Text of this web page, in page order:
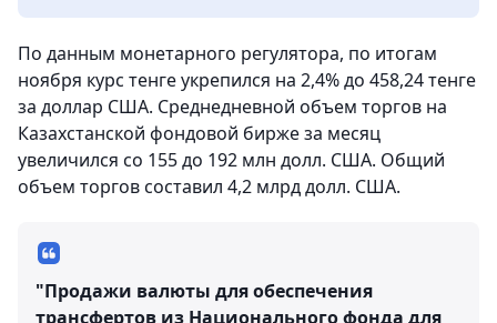
По данным монетарного регулятора, по итогам
ноября курс тенге укрепился на 2,4% до 458,24 тенге
за доллар США. Среднедневной объем торгов на
Казахстанской фондовой бирже за месяц
увеличился со 155 до 192 млн долл. США. Общий
объем торгов составил 4,2 млрд долл. США.
"Продажи валюты для обеспечения
трансфертов из Национального фонда для